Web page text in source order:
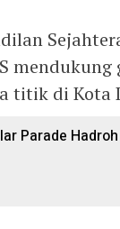
titik di Kota
Parade